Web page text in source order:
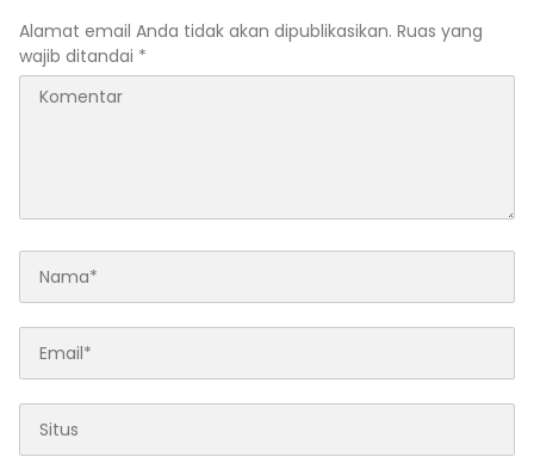
Alamat email Anda tidak akan dipublikasikan. Ruas yang
wajib ditandai *